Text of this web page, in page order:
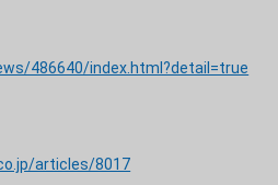
486640/index.html?detail=true
articles/8017